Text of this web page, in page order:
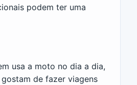
podem ter uma
usa a moto no dia a dia,
de fazer viagens